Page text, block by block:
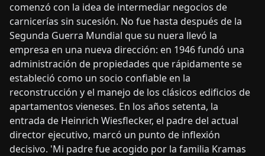
comenzó con la idea de intermediar negocios de
carnicerías sin sucesión. No fue hasta después de la
Segunda Guerra Mundial que su nuera llevó la
empresa en una nueva dirección: en 1946 fundó una
administración de propiedades que rápidamente se
estableció como un socio confiable en la
reconstrucción y el manejo de los clásicos edificios de
apartamentos vieneses. En los años setenta, la
entrada de Heinrich Wiesflecker, el padre del actual
director ejecutivo, marcó un punto de inflexión
decisivo. 'Mi padre fue acogido por la familia Kramas